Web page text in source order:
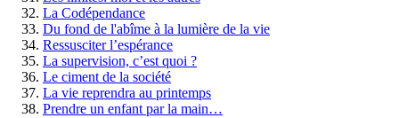
La Codépendance
Du fond de l'abîme à la lumière de la vie
Ressusciter l’espérance
La supervision, c’est quoi ?
Le ciment de la société
La vie reprendra au printemps
Prendre un enfant par la main…